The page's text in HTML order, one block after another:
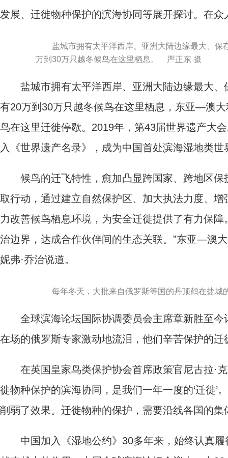
发展、迁徙物种保护的滨海协同等展开探讨。在
盐城市拥有太平洋西岸、亚洲大陆边缘最大、
万到30万只越冬候鸟在这里栖息。 严正东 摄
盐城市拥有太平洋西岸、亚洲大陆边缘最大、
有20万到30万只越冬候鸟在这里栖息，东亚—澳
鸟在这里迁徙停歇。2019年，第43届世界遗产大
入《世界遗产名录》，成为中国首处滨海湿地类世
候鸟的迁飞特性，愈加凸显跨国家、跨地区保
取行动，通过建立自然保护区、加大执法力度、
力改善候鸟栖息环境，为安全迁徙提供了有力保
治边界，达成合作伙伴间的生态关联。”东亚—澳
妮弗·乔治说道。
每年冬天，大批来自俄罗斯等国的丹顶鹤在盐
全球滨海论坛国际协调委员会主席章新胜至今
在场的俄罗斯专家激动地流泪，他们辛苦保护的
在英国皇家鸟类保护协会首席政策官尼古拉·克
徙物种保护的滨海协同，是我们一年一度的‘迁徙’
削弱了效果。迁徙物种的保护，需要沿线各国的集
中国加入《湿地公约》30多年来，始终认真履